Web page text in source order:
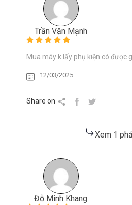
Trần Văn Mạnh
Mua máy k lấy phụ kiện có được
12/03/2025
Share on
Xem 1
Đỗ Minh Khang